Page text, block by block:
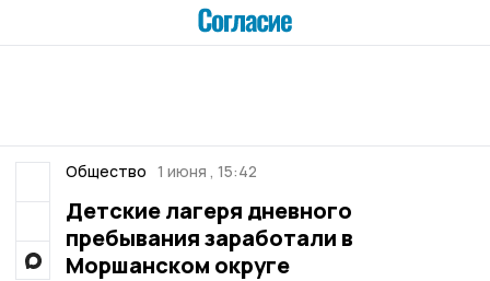
Общество 1 июня , 15:42
Детские лагеря дневного
пребывания заработали в
Моршанском округе